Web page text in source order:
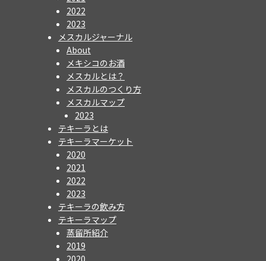
2022
2023
メスカルジャーナル
About
メキシコのお酒
メスカルとは？
メスカルのつくり方
メスカルマップ
2023
テキーラとは
テキーラマーケット
2020
2021
2022
2023
テキーラの飲み方
テキーラマップ
蒸留所紹介
2019
2020